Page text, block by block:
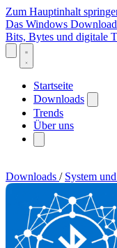
Zum Hauptinhalt
Das Windows
Bits, Bytes und digitale
Startseite
Downloads
Trends
Über uns
Downloads / System